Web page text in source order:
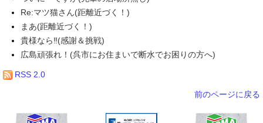
Re:マツ猫さん(距離近づく！)
まあ(距離近づく！)
貴様なら‼(感謝＆挑戦)
広島頑張れ！(呉市にお住まいで断水でお困りの方へ)
RSS 2.0
前のページに戻る